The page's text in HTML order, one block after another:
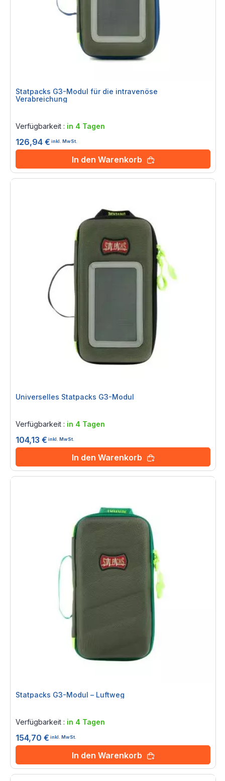
Statpacks G3-Modul für die intravenöse
Verabreichung
Verfügbarkeit : in 4 Tagen
126,94 € inkl. MwSt.
In den Warenkorb
Universelles Statpacks G3-Modul
Verfügbarkeit : in 4 Tagen
104,13 € inkl. MwSt.
In den Warenkorb
Statpacks G3-Modul – Luftweg
Verfügbarkeit : in 4 Tagen
154,70 € inkl. MwSt.
In den Warenkorb